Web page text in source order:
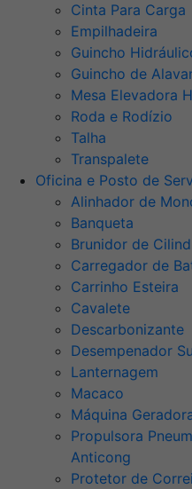
Cinta Para Carga
Empilhadeira
Guincho
Guincho de
Mesa Elevadora
Roda e Rodízio
Talha
Transpalete
Oficina e Posto de
Alinhador de
Banqueta
Brunidor de
Carregador de
Carrinho Esteira
Cavalete
Descarbonizante
Desempenador
Lanternagem
Macaco
Máquina
Propulsora
Anticong
Protetor de